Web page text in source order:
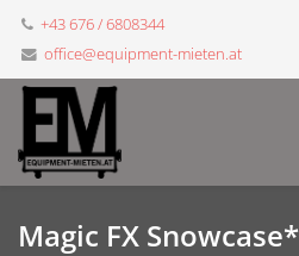
+43 676 / 6808344
office@equipment-mieten.at
Magic FX Snowcase*